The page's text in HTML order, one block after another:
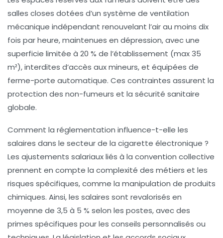
salles closes dotées d’un système de ventilation
mécanique indépendant renouvelant l’air au moins dix
fois par heure, maintenues en dépression, avec une
superficie limitée à 20 % de l’établissement (max 35
m²), interdites d’accès aux mineurs, et équipées de
ferme-porte automatique. Ces contraintes assurent la
protection des non-fumeurs et la sécurité sanitaire
globale.
Comment la réglementation influence-t-elle les
salaires dans le secteur de la cigarette électronique ?
Les ajustements salariaux liés à la convention collective
prennent en compte la complexité des métiers et les
risques spécifiques, comme la manipulation de produits
chimiques. Ainsi, les salaires sont revalorisés en
moyenne de 3,5 à 5 % selon les postes, avec des
primes spécifiques pour les conseils personnalisés ou